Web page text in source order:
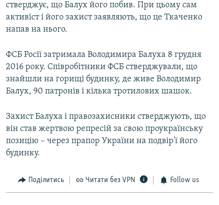
стверджує, що Балух його побив. При цьому сам
активіст і його захист заявляють, що це Ткаченко
напав на нього.
ФСБ Росії затримала Володимира Балуха 8 грудня
2016 року. Співробітники ФСБ стверджували, що
знайшли на горищі будинку, де живе Володимир
Балух, 90 патронів і кілька тротилових шашок.
Захист Балуха і правозахисники стверджують, що
він став жертвою репресій за свою проукраїнську
позицію – через прапор України на подвір'ї його
будинку.
Поділитись Читати без VPN Follow us